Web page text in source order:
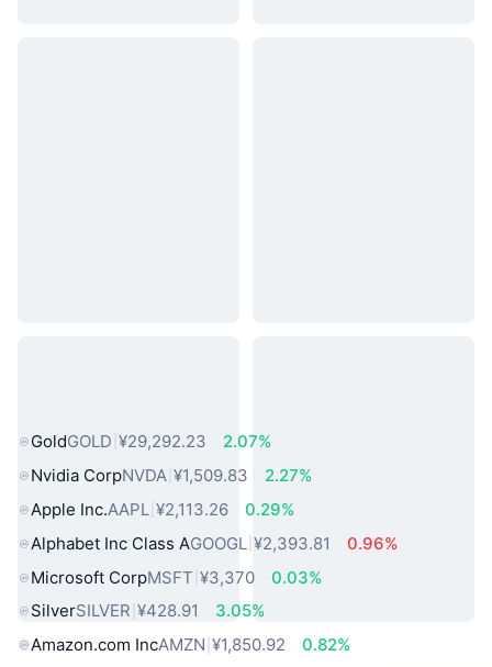
GoldGOLD ¥29,292.23
2.07%
Nvidia CorpNVDA ¥1,509.83
2.27%
Apple Inc.AAPL ¥2,113.26
0.29%
Alphabet Inc Class AGOOGL ¥2,393.81
0.96%
Microsoft CorpMSFT ¥3,370
0.03%
SilverSILVER ¥428.91
3.05%
Amazon.com IncAMZN ¥1,850.92
0.82%